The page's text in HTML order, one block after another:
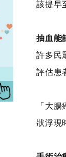
該提早
抽血能
許多民
評估患
「大
狀浮現